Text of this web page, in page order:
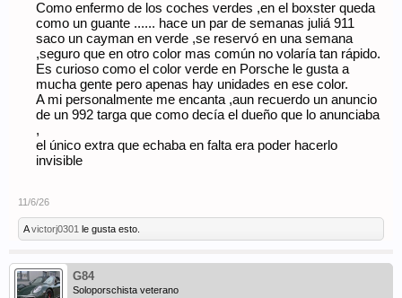
Como enfermo de los coches verdes ,en el boxster queda
como un guante ...... hace un par de semanas juliá 911
saco un cayman en verde ,se reservó en una semana
,seguro que en otro color mas común no volaría tan rápido.
Es curioso como el color verde en Porsche le gusta a
mucha gente pero apenas hay unidades en ese color.
A mi personalmente me encanta ,aun recuerdo un anuncio
de un 992 targa que como decía el dueño que lo anunciaba
,
el único extra que echaba en falta era poder hacerlo
invisible
11/6/26
Avictorj0301 le gusta esto.
G84
Soloporschista veterano